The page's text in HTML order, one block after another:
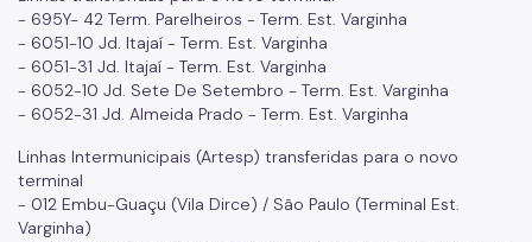
- 695Y- 42 Term. Parelheiros - Term. Est. Varginha
- 6051-10 Jd. Itajaí - Term. Est. Varginha
- 6051-31 Jd. Itajaí - Term. Est. Varginha
- 6052-10 Jd. Sete De Setembro - Term. Est. Varginha
- 6052-31 Jd. Almeida Prado - Term. Est. Varginha
Linhas Intermunicipais (Artesp) transferidas para o novo
terminal
- 012 Embu-Guaçu (Vila Dirce) / São Paulo (Terminal Est.
Varginha)